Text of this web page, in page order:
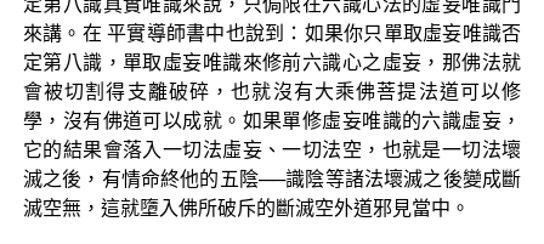
來講。在 平實導師書中也說到：如果你只單取虛妄唯識否
定第八識，單取虛妄唯識來修前六識心之虛妄，那佛法就
會被切割得支離破碎，也就沒有大乘佛菩提法道可以修
學，沒有佛道可以成就。如果單修虛妄唯識的六識虛妄，
它的結果會落入一切法虛妄、一切法空，也就是一切法壞
滅之後，有情命終他的五陰──識陰等諸法壞滅之後變成斷
滅空無，這就墮入佛所破斥的斷滅空外道邪見當中。